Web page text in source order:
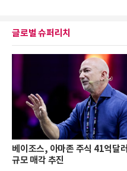
글로벌 슈퍼리치
베이조스, 아마존 주식 41억달러
규모 매각 추진